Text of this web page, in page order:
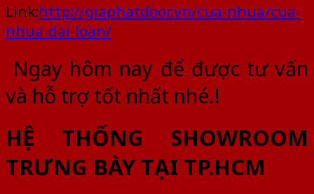
Link:http://giaphatdoor.vn/cua-nhua/cua-
nhua-dai-loan/
Ngay hôm nay để được tư vấn
và hỗ trợ tốt nhất nhé.!
HỆ THỐNG SHOWROOM
TRƯNG BÀY TẠI TP.HCM